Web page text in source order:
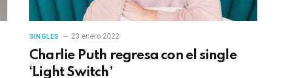
SINGLES 23 enero 2022
Charlie Puth regresa con el single
‘Light Switch’